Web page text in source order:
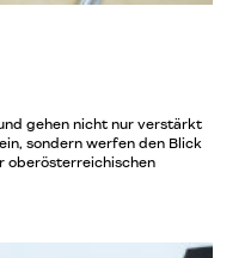
gehen nicht nur verstärkt
sondern werfen den Blick
oberösterreichischen